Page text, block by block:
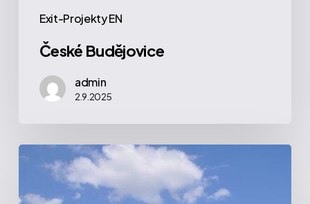
Exit-Projekty EN
České Budějovice
admin
2.9.2025
Cube
Praha